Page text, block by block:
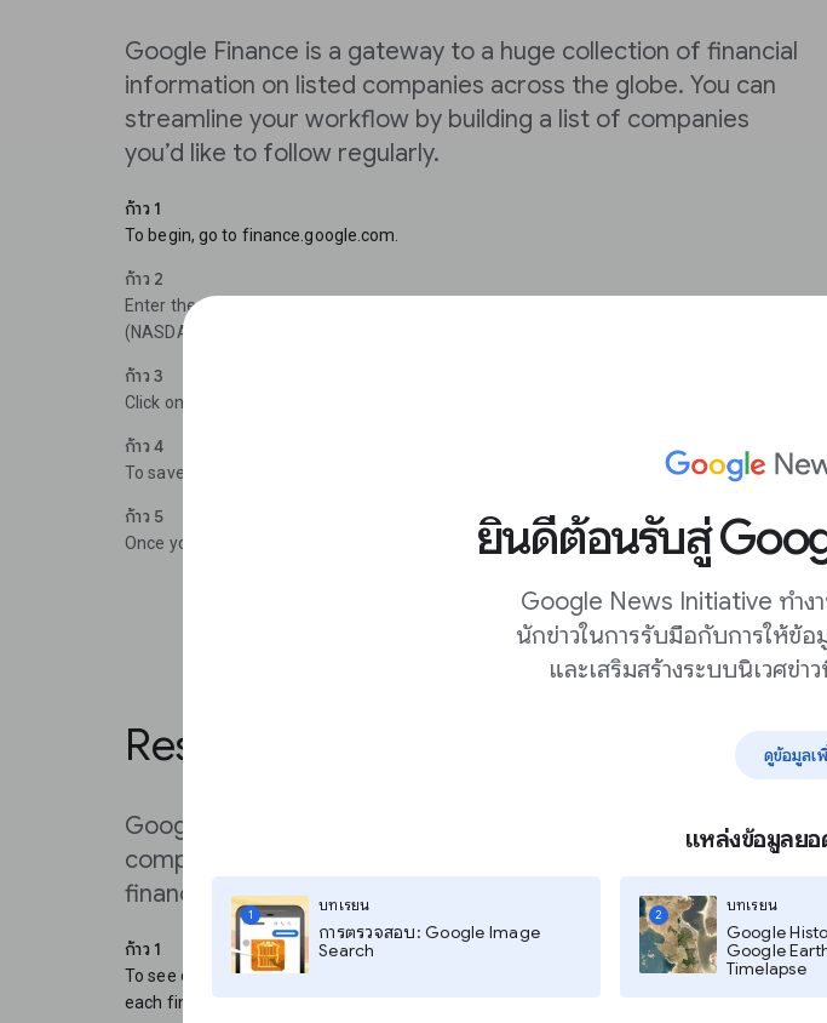
ยินดีต้อนรับสู่
Google News Initiative ทำง
นักข่าวในการรับมือกับการให้ข้
และเสริมสร้างระบบนิเวศข่า
ดูข้อมูลเ
แหล่งข้อมูลยอ
1
บทเรียน
การตรวจสอบ: Google Image
Search
2
บทเรียน
Google
Google
Timelapse
Google Finance is a gateway to a huge collection of financial
information on listed companies across the globe. You can
streamline your workflow by building a list of companies
you’d like to follow regularly.
ก้าว 1
To begin, go to finance.google.com.
ก้าว 2
Enter the company name, we have used a fake company "Example Co Inc" it trades on
(NASDAQ) and its ticker symbol (EXMPL).
ก้าว 3
Click on the stock to see an overview, relevant news, and financials.
ก้าว 4
To save stocks you’re interested in, click Follow.
ก้าว 5
Once you have followed a stock, it will appear in Your watchlist.
Research and compare companies
Google Finance makes it easy to research companies,
compare performance, find relevant news, and see recent
financials.
ก้าว 1
To see quarterly financial information, click Financials. You’ll see the headline details of
each financial report by clicking on its date.